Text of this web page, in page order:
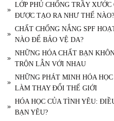
LỚP PHỦ CHỐNG TRẦY XƯỚC
ĐƯỢC TẠO RA NHƯ THẾ NÀO?
CHẤT CHỐNG NẮNG SPF
NÀO ĐỂ BẢO VỆ DA?
NHỮNG HÓA CHẤT BẠN
TRỘN LẪN VỚI NHAU
NHỮNG PHÁT MINH HÓA
LÀM THAY ĐỔI THẾ GIỚI
HÓA HỌC CỦA TÌNH YÊU:
BẠN YÊU?